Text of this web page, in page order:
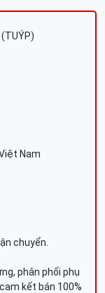
Nam
chuyển.
phân phối phụ
kết bán 100%